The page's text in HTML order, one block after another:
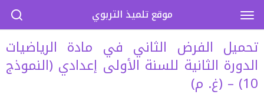
تحميل الفرض الثاني في مادة الرياضيات
الدورة الثانية للسنة الأولى إعدادي (النموذج
10) – (غ. م)
موقع تلميذ التربوي